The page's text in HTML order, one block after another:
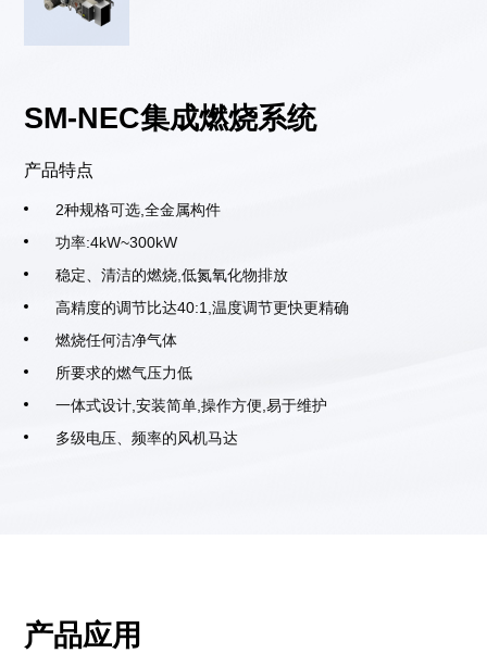
SM-NEC集成燃烧系统
产品特点
2种规格可选,全金属构件
功率:4kW~300kW
稳定、清洁的燃烧,低氮氧化物排放
高精度的调节比达40:1,温度调节更快更精确
燃烧任何洁净气体
所要求的燃气压力低
一体式设计,安装简单,操作方便,易于维护
多级电压、频率的风机马达
产品应用